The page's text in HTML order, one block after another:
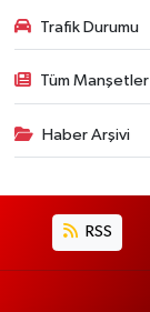
Trafik Durumu
Tüm Manşetler
Haber Arşivi
RSS